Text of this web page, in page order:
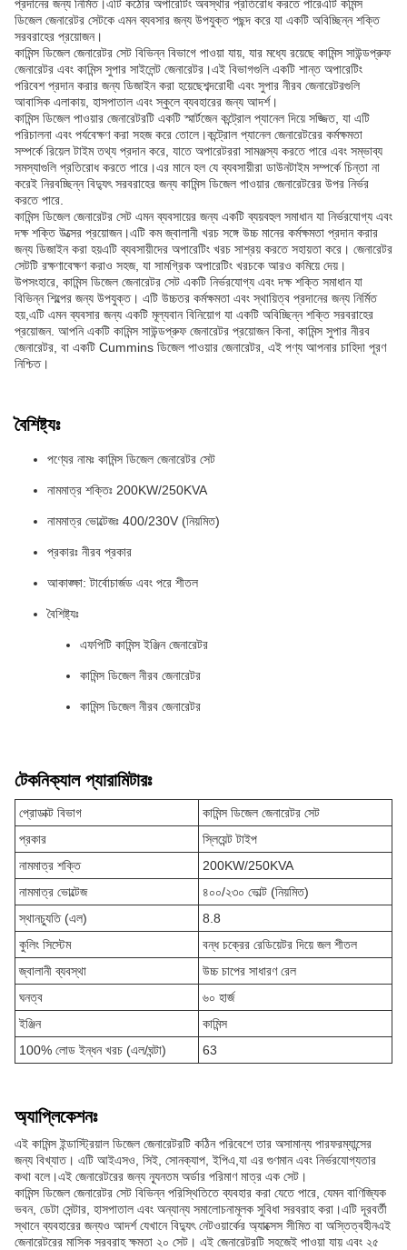
প্রদানের জন্য নির্মিত।এটি কঠোর অপারেটিং অবস্থার প্রতিরোধ করতে পারেএটি কমিন্স
ডিজেল জেনারেটর সেটকে এমন ব্যবসার জন্য উপযুক্ত পছন্দ করে যা একটি অবিচ্ছিন্ন শক্তি
সরবরাহের প্রয়োজন।
কামিন্স ডিজেল জেনারেটর সেট বিভিন্ন বিভাগে পাওয়া যায়, যার মধ্যে রয়েছে কামিন্স সাউন্ডপ্রুফ
জেনারেটর এবং কামিন্স সুপার সাইলেন্ট জেনারেটর।এই বিভাগগুলি একটি শান্ত অপারেটিং
পরিবেশ প্রদান করার জন্য ডিজাইন করা হয়েছেশব্দরোধী এবং সুপার নীরব জেনারেটরগুলি
আবাসিক এলাকায়, হাসপাতাল এবং স্কুলে ব্যবহারের জন্য আদর্শ।
কামিন্স ডিজেল পাওয়ার জেনারেটরটি একটি স্মার্টজেন কন্ট্রোল প্যানেল দিয়ে সজ্জিত, যা এটি
পরিচালনা এবং পর্যবেক্ষণ করা সহজ করে তোলে।কন্ট্রোল প্যানেল জেনারেটরের কর্মক্ষমতা
সম্পর্কে রিয়েল টাইম তথ্য প্রদান করে, যাতে অপারেটররা সামঞ্জস্য করতে পারে এবং সম্ভাব্য
সমস্যাগুলি প্রতিরোধ করতে পারে।এর মানে হল যে ব্যবসায়ীরা ডাউনটাইম সম্পর্কে চিন্তা না
করেই নিরবচ্ছিন্ন বিদ্যুৎ সরবরাহের জন্য কামিন্স ডিজেল পাওয়ার জেনারেটরের উপর নির্ভর
করতে পারে.
কামিন্স ডিজেল জেনারেটর সেট এমন ব্যবসায়ের জন্য একটি ব্যয়বহুল সমাধান যা নির্ভরযোগ্য এবং
দক্ষ শক্তি উত্সের প্রয়োজন।এটি কম জ্বালানী খরচ সঙ্গে উচ্চ মানের কর্মক্ষমতা প্রদান করার
জন্য ডিজাইন করা হয়এটি ব্যবসায়ীদের অপারেটিং খরচ সাশ্রয় করতে সহায়তা করে। জেনারেটর
সেটটি রক্ষণাবেক্ষণ করাও সহজ, যা সামগ্রিক অপারেটিং খরচকে আরও কমিয়ে দেয়।
উপসংহারে, কামিন্স ডিজেল জেনারেটর সেট একটি নির্ভরযোগ্য এবং দক্ষ শক্তি সমাধান যা
বিভিন্ন শিল্পের জন্য উপযুক্ত। এটি উচ্চতর কর্মক্ষমতা এবং স্থায়িত্ব প্রদানের জন্য নির্মিত
হয়,এটি এমন ব্যবসার জন্য একটি মূল্যবান বিনিয়োগ যা একটি অবিচ্ছিন্ন শক্তি সরবরাহের
প্রয়োজন. আপনি একটি কামিন্স সাউন্ডপ্রুফ জেনারেটর প্রয়োজন কিনা, কামিন্স সুপার নীরব
জেনারেটর, বা একটি Cummins ডিজেল পাওয়ার জেনারেটর, এই পণ্য আপনার চাহিদা পূরণ
নিশ্চিত।
বৈশিষ্ট্যঃ
পণ্যের নামঃ কামিন্স ডিজেল জেনারেটর সেট
নামমাত্র শক্তিঃ 200KW/250KVA
নামমাত্র ভোল্টেজঃ 400/230V (নিয়মিত)
প্রকারঃ নীরব প্রকার
আকাঙ্ক্ষা: টার্বোচার্জড এবং পরে শীতল
বৈশিষ্ট্যঃ
এফপিটি কামিন্স ইঞ্জিন জেনারেটর
কামিন্স ডিজেল নীরব জেনারেটর
কামিন্স ডিজেল নীরব জেনারেটর
টেকনিক্যাল প্যারামিটারঃ
প্রোডাক্ট বিভাগ
কামিন্স ডিজেল জেনারেটর সেট
প্রকার
স্লিয়েন্ট টাইপ
নামমাত্র শক্তি
200KW/250KVA
নামমাত্র ভোল্টেজ
৪০০/২৩০ ভোল্ট (নিয়মিত)
স্থানচ্যুতি (এল)
8.8
কুলিং সিস্টেম
বন্ধ চক্রের রেডিয়েটর দিয়ে জল শীতল
জ্বালানী ব্যবস্থা
উচ্চ চাপের সাধারণ রেল
ঘনত্ব
৬০ হার্জ
ইঞ্জিন
কামিন্স
100% লোড ইন্ধন খরচ (এল/ঘন্টা)
63
অ্যাপ্লিকেশনঃ
এই কামিন্স ইন্ডাস্ট্রিয়াল ডিজেল জেনারেটরটি কঠিন পরিবেশে তার অসামান্য পারফরম্যান্সের
জন্য বিখ্যাত। এটি আইএসও, সিই, সোনক্যাপ, ইপিএ,যা এর গুণমান এবং নির্ভরযোগ্যতার
কথা বলে।এই জেনারেটরের জন্য ন্যূনতম অর্ডার পরিমাণ মাত্র এক সেট।
কামিন্স ডিজেল জেনারেটর সেট বিভিন্ন পরিস্থিতিতে ব্যবহার করা যেতে পারে, যেমন বাণিজ্যিক
ভবন, ডেটা সেন্টার, হাসপাতাল এবং অন্যান্য সমালোচনামূলক সুবিধা সরবরাহ করা।এটি দূরবর্তী
স্থানে ব্যবহারের জন্যও আদর্শ যেখানে বিদ্যুৎ নেটওয়ার্কের অ্যাক্সেস সীমিত বা অস্তিত্বহীনএই
জেনারেটরের মাসিক সরবরাহ ক্ষমতা ২০ সেট। এই জেনারেটরটি সহজেই পাওয়া যায় এবং ২৫